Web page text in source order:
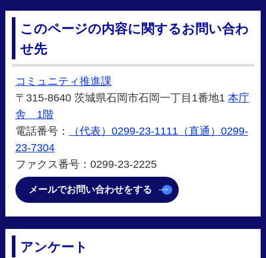
このページの内容に関するお問い合わ
せ先
コミュニティ推進課
〒315-8640 茨城県石岡市石岡一丁目1番地1 本庁
舎 1階
電話番号：
（代表）0299-23-1111（直通）0299-
23-7304
ファクス番号：0299-23-2225
メールでお問い合わせをする
アンケート